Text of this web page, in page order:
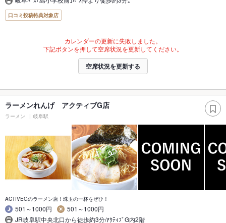
口コミ投稿特典対象店
カレンダーの更新に失敗しました。
下記ボタンを押して空席状況を更新してください。
空席状況を更新する
ラーメンれんげ アクティブG店
ラーメン 岐阜駅
ACTIVEGのラーメン店！珠玉の一杯をぜひ！
501～1000円
501～1000円
JR岐阜駅中央北口から徒歩約3分/ｱｸﾃｨﾌﾞG内2階